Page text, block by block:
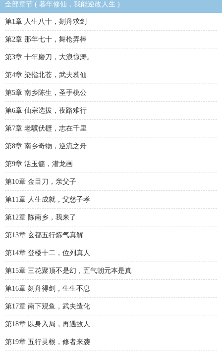
全部章节 ( 暮年修仙，我能逆改人生 )
第1章 人生八十，刻舟求剑
第2章 那年七十，舞枪弄棒
第3章 十年磨刀，大浪惊涛。
第4章 染指北苍，武夫慕仙
第5章 南乡陈生，圣手桃公
第6章 仙宗选拔，夜路难行
第7章 老驥伏櫪，志在千里
第8章 南乡奇物，逆流之舟
第9章 活玉髓，潜龙画
第10章 金目刀，亲父子
第11章 人生成就，父慈子孝
第12章 陈南乡，我来了
第13章 玄都五行炼气真解
第14章 登楼十二，位列真人
第15章 三花聚顶不是幻，五气朝元本是真
第16章 刻舟得剑，生生不息
第17章 南下观鱼，武夫造化
第18章 以身入局，再遇故人
第19章 五行灵根，修者来袭